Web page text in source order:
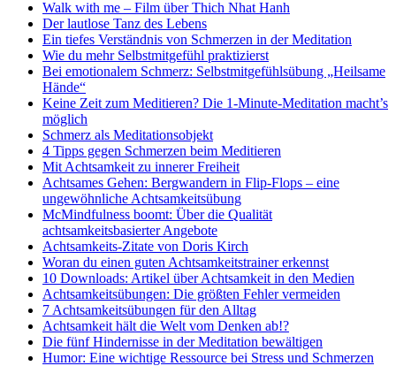
Walk with me – Film über Thich Nhat Hanh
Der lautlose Tanz des Lebens
Ein tiefes Verständnis von Schmerzen in der Meditation
Wie du mehr Selbstmitgefühl praktizierst
Bei emotionalem Schmerz: Selbstmitgefühlsübung „Heilsame
Hände“
Keine Zeit zum Meditieren? Die 1-Minute-Meditation macht’s
möglich
Schmerz als Meditationsobjekt
4 Tipps gegen Schmerzen beim Meditieren
Mit Achtsamkeit zu innerer Freiheit
Achtsames Gehen: Bergwandern in Flip-Flops – eine
ungewöhnliche Achtsamkeitsübung
McMindfulness boomt: Über die Qualität
achtsamkeitsbasierter Angebote
Achtsamkeits-Zitate von Doris Kirch
Woran du einen guten Achtsamkeitstrainer erkennst
10 Downloads: Artikel über Achtsamkeit in den Medien
Achtsamkeitsübungen: Die größten Fehler vermeiden
7 Achtsamkeitsübungen für den Alltag
Achtsamkeit hält die Welt vom Denken ab!?
Die fünf Hindernisse in der Meditation bewältigen
Humor: Eine wichtige Ressource bei Stress und Schmerzen